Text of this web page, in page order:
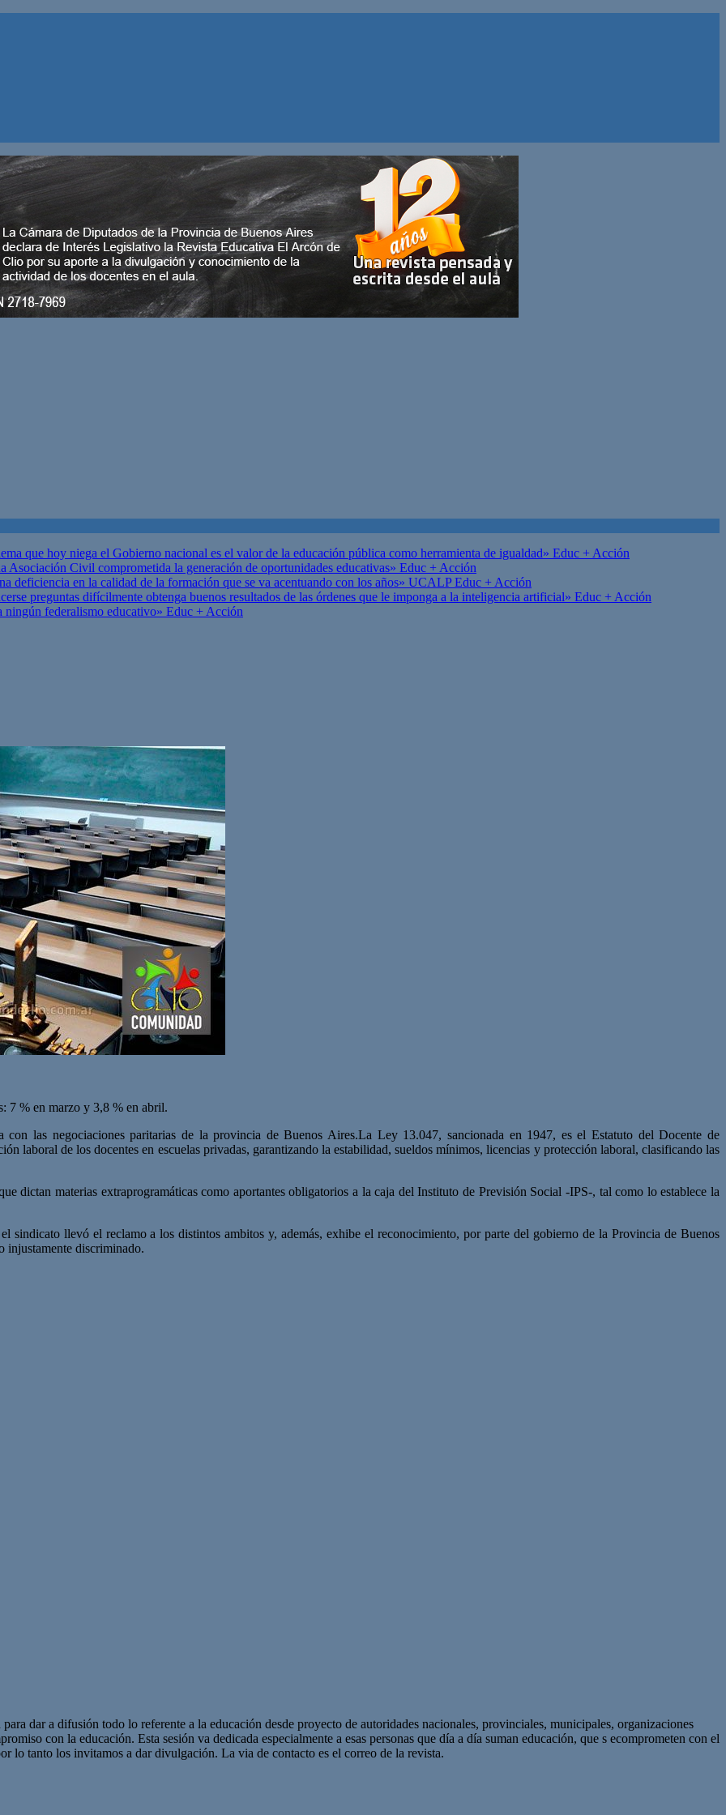
que hoy niega el Gobierno nacional es el valor de la educación pública como herramienta de igualdad» Educ + Acción
Asociación Civil comprometida la generación de oportunidades educativas» Educ + Acción
deficiencia en la calidad de la formación que se va acentuando con los años» UCALPEduc + Acción
preguntas difícilmente obtenga buenos resultados de las órdenes que le imponga a la inteligencia artificial» Educ + Acción
federalismo educativo» Educ + Acción
7 % en marzo y 3,8 % en abril.
con las negociaciones paritarias de la provincia de Buenos Aires.La Ley 13.047, sancionada en 1947, es el Estatuto del Docente de
laboral de los docentes en escuelas privadas, garantizando la estabilidad, sueldos mínimos, licencias y protección laboral, clasificando las
dictan materias extraprogramáticas como aportantes obligatorios a la caja del Instituto de Previsión Social -IPS-, tal como lo establece la
sindicato llevó el reclamo a los distintos ambitos y, además, exhibe el reconocimiento, por parte del gobierno de la Provincia de Buenos
injustamente discriminado.
dar a difusión todo lo referente a la educación desde proyecto de autoridades nacionales, provinciales, municipales, organizaciones
con la educación. Esta sesión va dedicada especialmente a esas personas que día a día suman educación, que s ecomprometen con el
lo tanto los invitamos a dar divulgación. La via de contacto es el correo de la revista.